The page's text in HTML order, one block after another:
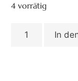
4 vorrätig
In